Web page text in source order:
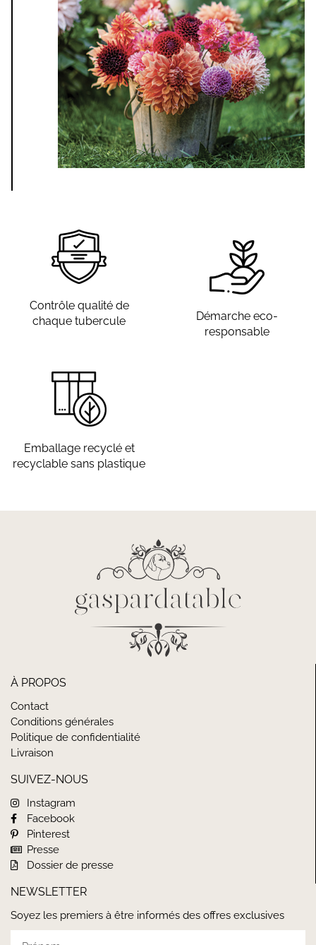
Contrôle qualité de
chaque tubercule
Démarche eco-
responsable
Emballage recyclé et
recyclable sans plastique
À PROPOS
Contact
Conditions générales
Politique de confidentialité
Livraison
SUIVEZ-NOUS
Instagram
Facebook
Pinterest
Presse
Dossier de presse
NEWSLETTER
Soyez les premiers à être informés des offres exclusives